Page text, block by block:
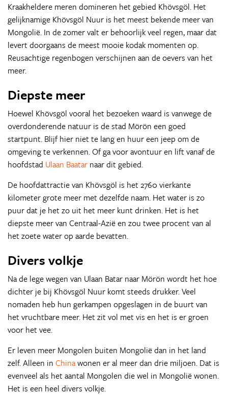
Kraakheldere meren domineren het gebied Khövsgöl. Het
gelijknamige Khövsgöl Nuur is het meest bekende meer van
Mongolië. In de zomer valt er behoorlijk veel regen, maar dat
levert doorgaans de meest mooie kodak momenten op.
Reusachtige regenbogen verschijnen aan de oevers van het
meer.
Diepste meer
Hoewel Khövsgöl vooral het bezoeken waard is vanwege de
overdonderende natuur is de stad Mörön een goed
startpunt. Blijf hier niet te lang en huur een jeep om de
omgeving te verkennen. Of ga voor avontuur en lift vanaf de
hoofdstad Ulaan Baatar naar dit gebied.
De hoofdattractie van Khövsgöl is het 2760 vierkante
kilometer grote meer met dezelfde naam. Het water is zo
puur dat je het zo uit het meer kunt drinken. Het is het
diepste meer van Centraal-Azië en zou twee procent van al
het zoete water op aarde bevatten.
Divers volkje
Na de lege wegen van Ulaan Batar naar Mörön wordt het hoe
dichter je bij Khövsgöl Nuur komt steeds drukker. Veel
nomaden heb hun gerkampen opgeslagen in de buurt van
het vruchtbare meer. Het zit vol met vis en het is er groen
voor het vee.
Er leven meer Mongolen buiten Mongolië dan in het land
zelf. Alleen in Chinawonen er al meer dan drie miljoen. Dat is
evenveel als het aantal Mongolen die wel in Mongolië wonen.
Het is een heel divers volkje.